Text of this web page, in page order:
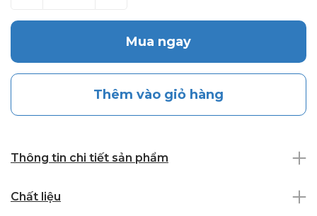
Mua ngay
Thêm vào giỏ hàng
Thông tin chi tiết sản phẩm
Chất liệu